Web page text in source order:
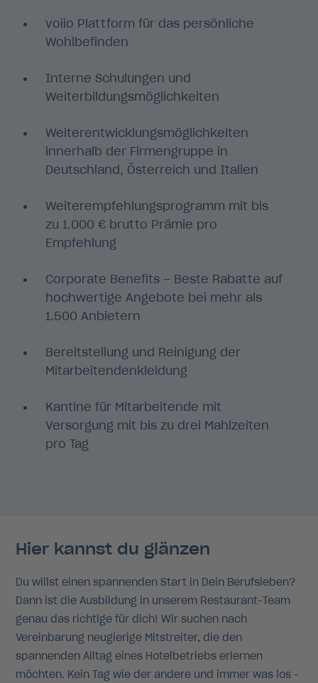
voiio Plattform für das persönliche
Wohlbefinden
Interne Schulungen und
Weiterbildungsmöglichkeiten
Weiterentwicklungsmöglichkeiten
innerhalb der Firmengruppe in
Deutschland, Österreich und Italien
Weiterempfehlungsprogramm mit bis
zu 1.000 € brutto Prämie pro
Empfehlung
Corporate Benefits – Beste Rabatte auf
hochwertige Angebote bei mehr als
1.500 Anbietern
Bereitstellung und Reinigung der
Mitarbeitendenkleidung
Kantine für Mitarbeitende mit
Versorgung mit bis zu drei Mahlzeiten
pro Tag
Hier kannst du glänzen
Du willst einen spannenden Start in Dein Berufsleben?
Dann ist die Ausbildung in unserem Restaurant-Team
genau das richtige für dich! Wir suchen nach
Vereinbarung neugierige Mitstreiter, die den
spannenden Alltag eines Hotelbetriebs erlernen
möchten. Kein Tag wie der andere und immer was los -